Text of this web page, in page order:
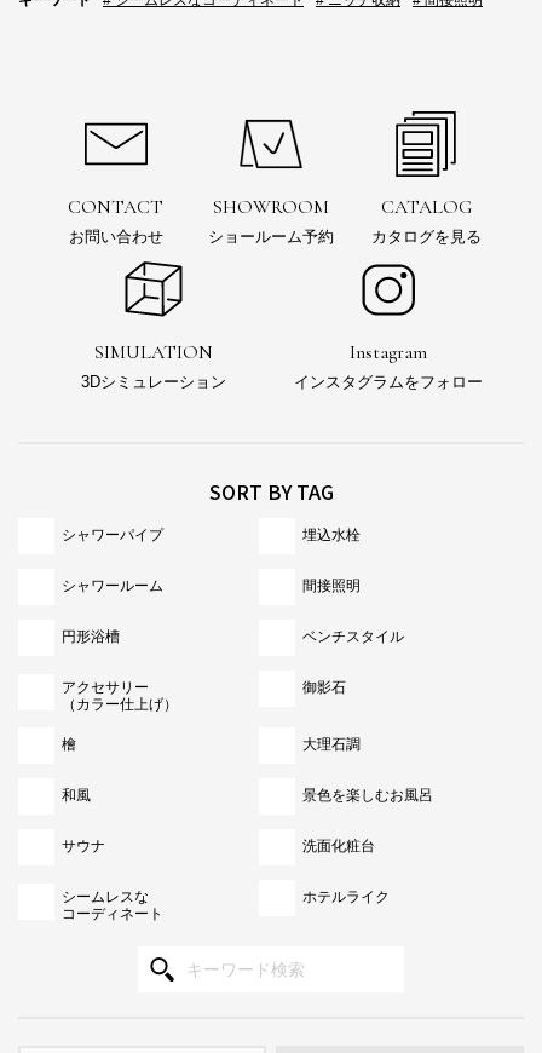
CONTACT
お問い合わせ
SHOWROOM
ショールーム予約
CATALOG
カタログを見る
SIMULATION
3Dシミュレーション
Instagram
インスタグラムをフォロー
SORT BY TAG
シャワーパイプ 埋込水栓
シャワールーム 間接照明
円形浴槽 ベンチスタイル
アクセサリー
（カラー仕上げ）
御影石
檜 大理石調
和風 景色を楽しむお風呂
サウナ 洗面化粧台
シームレスな
コーディネート
ホテルライク